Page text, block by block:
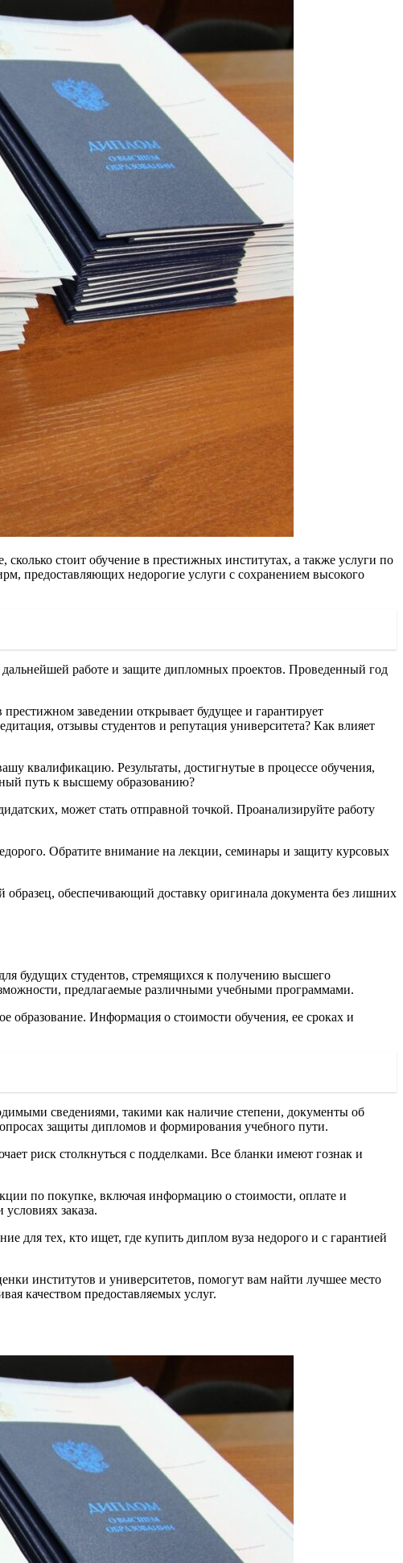
стоит обучение в престижных институтах, а также услуги по
предоставляющих недорогие услуги с сохранением высокого
работе и защите дипломных проектов. Проведенный год
заведении открывает будущее и гарантирует
отзывы студентов и репутация университета? Как влияет
квалификацию. Результаты, достигнутые в процессе обучения,
путь к высшему образованию?
может стать отправной точкой. Проанализируйте работу
Обратите внимание на лекции, семинары и защиту курсовых
обеспечивающий доставку оригинала документа без лишних
будущих студентов, стремящихся к получению высшего
предлагаемые различными учебными программами.
образование. Информация о стоимости обучения, ее сроках и
сведениями, такими как наличие степени, документы об
защиты дипломов и формирования учебного пути.
риск столкнуться с подделками. Все бланки имеют гознак и
по покупке, включая информацию о стоимости, оплате и
заказа.
для тех, кто ищет, где купить диплом вуза недорого и с гарантией
институтов и университетов, помогут вам найти лучшее место
качеством предоставляемых услуг.